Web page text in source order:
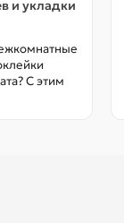
и укладки
С этим